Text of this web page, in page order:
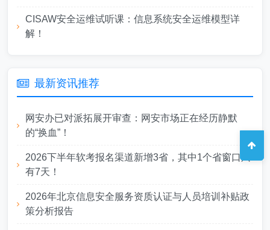
CISAW安全运维试听课：信息系统安全运维模型详
解！
最新资讯推荐
网安办已对派拓展开审查：网安市场正在经历静默
的“换血”！
2026下半年软考报名渠道新增3省，其中1个省窗口只
有7天！
2026年北京信息安全服务资质认证与人员培训补贴政
策分析报告